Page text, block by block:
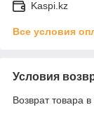
Kaspi.kz
Все условия
Условия
Возврат товара